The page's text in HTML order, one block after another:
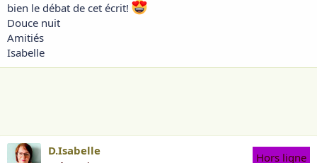
bien le débat de cet écrit!
Douce nuit
Amitiés
Isabelle
D.Isabelle Hors ligne